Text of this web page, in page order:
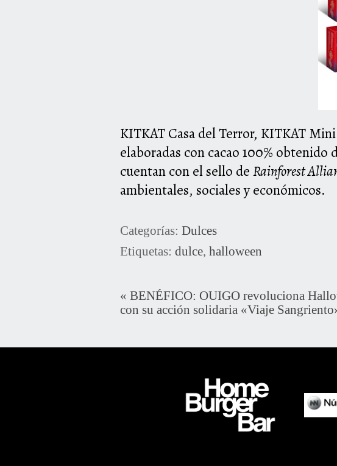
KITKATCasa del Terror, KITKAT
elaboradas con cacao 100% obtenido
cuentan con el sello deRainforest
ambientales, sociales y económicos.
Categorías: Dulces
Etiquetas: dulce, halloween
« BENÉFICO: OUIGO revoluciona
con su acción solidaria «Viaje